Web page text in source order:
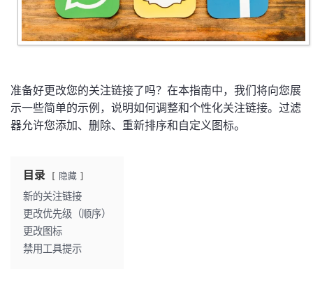
准备好更改您的关注链接了吗？在本指南中，我们将向您展
示一些简单的示例，说明如何调整和个性化关注链接。过滤
器允许您添加、删除、重新排序和自定义图标。
目录 隐藏
新的关注链接
更改优先级（顺序）
更改图标
禁用工具提示